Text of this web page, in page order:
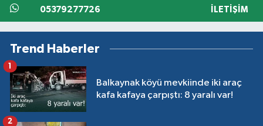
05379277726 İLETIŞIM
Trend Haberler
Balkaynak köyü mevkiinde iki araç
kafa kafaya çarpıştı: 8 yaralı var!
1
2